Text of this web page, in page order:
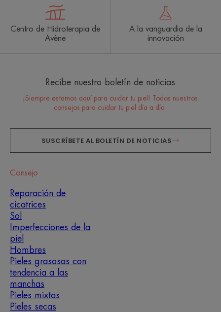
Centro de Hidroterapia de
Avène
A la vanguardia de la
innovación
Recibe nuestro boletín de noticias
¡Siempre estamos aquí para cuidar tu piel! Todos nuestros
consejos para cuidar tu piel día a día.
SUSCRÍBETE AL BOLETÍN DE NOTICIAS
Consejo
Reparación de
cicatrices
Sol
Imperfecciones de la
piel
Hombres
Pieles grasosas con
tendencia a las
manchas
Pieles mixtas
Pieles secas